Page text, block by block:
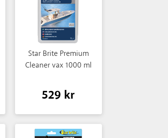
Star Brite Premium
Cleaner vax 1000 ml
529 kr